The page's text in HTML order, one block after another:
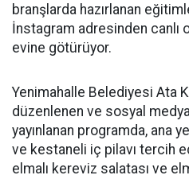
branşlarda hazırlanan
İnstagram adresinden canlı
evine götürüyor.
Yenimahalle Belediyesi Ata
düzenlenen ve sosyal
yayınlanan programda, ana
ve kestaneli iç pilavı tercih
elmalı kereviz salatası ve